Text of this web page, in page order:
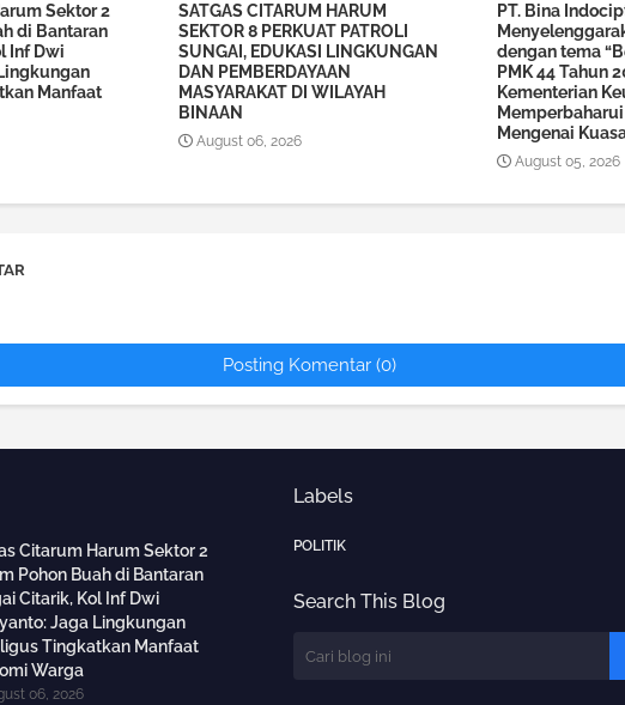
Sektor 2
di Bantaran
Inf Dwi
Manfaat
SATGAS CITARUM HARUM
SEKTOR 8 PERKUAT PATROLI
SUNGAI, EDUKASI LINGKUNGAN
DAN PEMBERDAYAAN
MASYARAKAT DI WILAYAH
BINAAN
August 06, 2026
PT. Bina
dengan tema
PMK 44 Tahun
Kementerian
Mengenai
August 05, 2026
Posting Komentar (0)
Citarum Harum Sektor 2
Pohon Buah di Bantaran
Citarik, Kol Inf Dwi
Jaga Lingkungan
Tingkatkan Manfaat
Warga
06, 2026
Labels
POLITIK
Search This Blog